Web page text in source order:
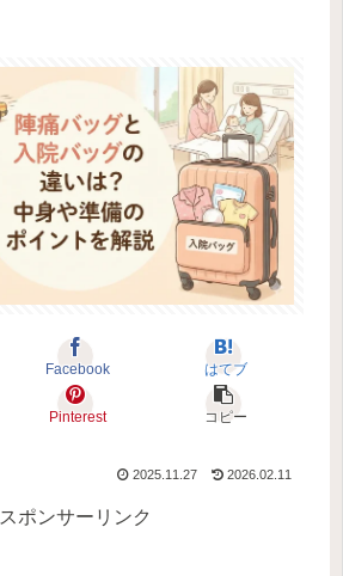
Facebook はてブ
Pinterest コピー
2025.11.27 2026.02.11
スポンサーリンク